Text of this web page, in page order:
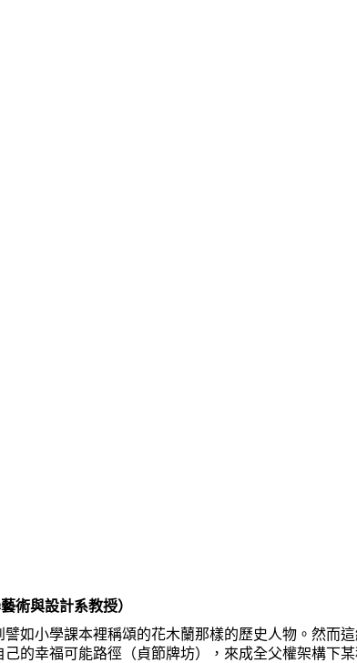
術與設計系教授）
小學課本裡稱頌的花木蘭那樣的歷史人物。然而
的幸福可能路徑（貞節牌坊），來成全父權架構下